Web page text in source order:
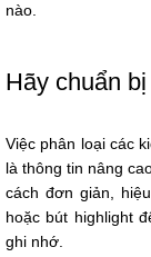
nào.
Hãy chuẩn
Việc phân loại các
là thông tin nâng
cách đơn giản,
hoặc bút highlight
ghi nhớ.